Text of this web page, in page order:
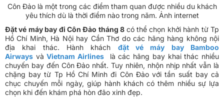
Côn Đảo là một trong các điểm tham quan được nhiều du khách
yêu thích dù là thời điểm nào trong năm. Ảnh internet
Đặt vé máy bay đi Côn Đảo tháng 8 có thể chọn khởi hành từ Tp
Hồ Chí Minh, Hà Nội hay Cần Thơ do các hãng hàng không nội
địa khai thác. Hành khách đặt vé máy bay Bamboo
Airways vàVietnam Airlines là các hãng bay khai thác nhiều
chuyến bay đến Côn Đảo nhất. Tuy nhiên, nhộn nhịp nhất vẫn là
chặng bay từ Tp Hồ Chí Minh đi Côn Đảo với tần suất bay cả
chục chuyến mỗi ngày, giúp hành khách có thêm nhiều sự lựa
chọn khi đến khám phá hòn đão xinh đẹp.